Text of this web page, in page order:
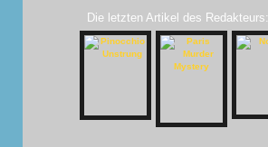
Die letzten Artikel des Redakteurs: